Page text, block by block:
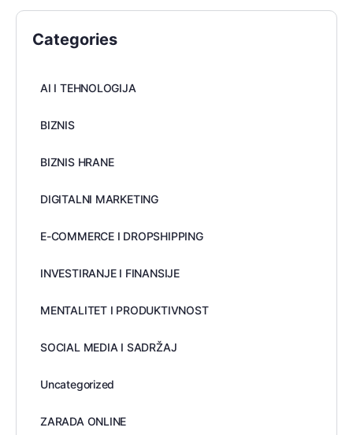
Categories
AI I TEHNOLOGIJA
BIZNIS
BIZNIS HRANE
DIGITALNI MARKETING
E-COMMERCE I DROPSHIPPING
INVESTIRANJE I FINANSIJE
MENTALITET I PRODUKTIVNOST
SOCIAL MEDIA I SADRŽAJ
Uncategorized
ZARADA ONLINE